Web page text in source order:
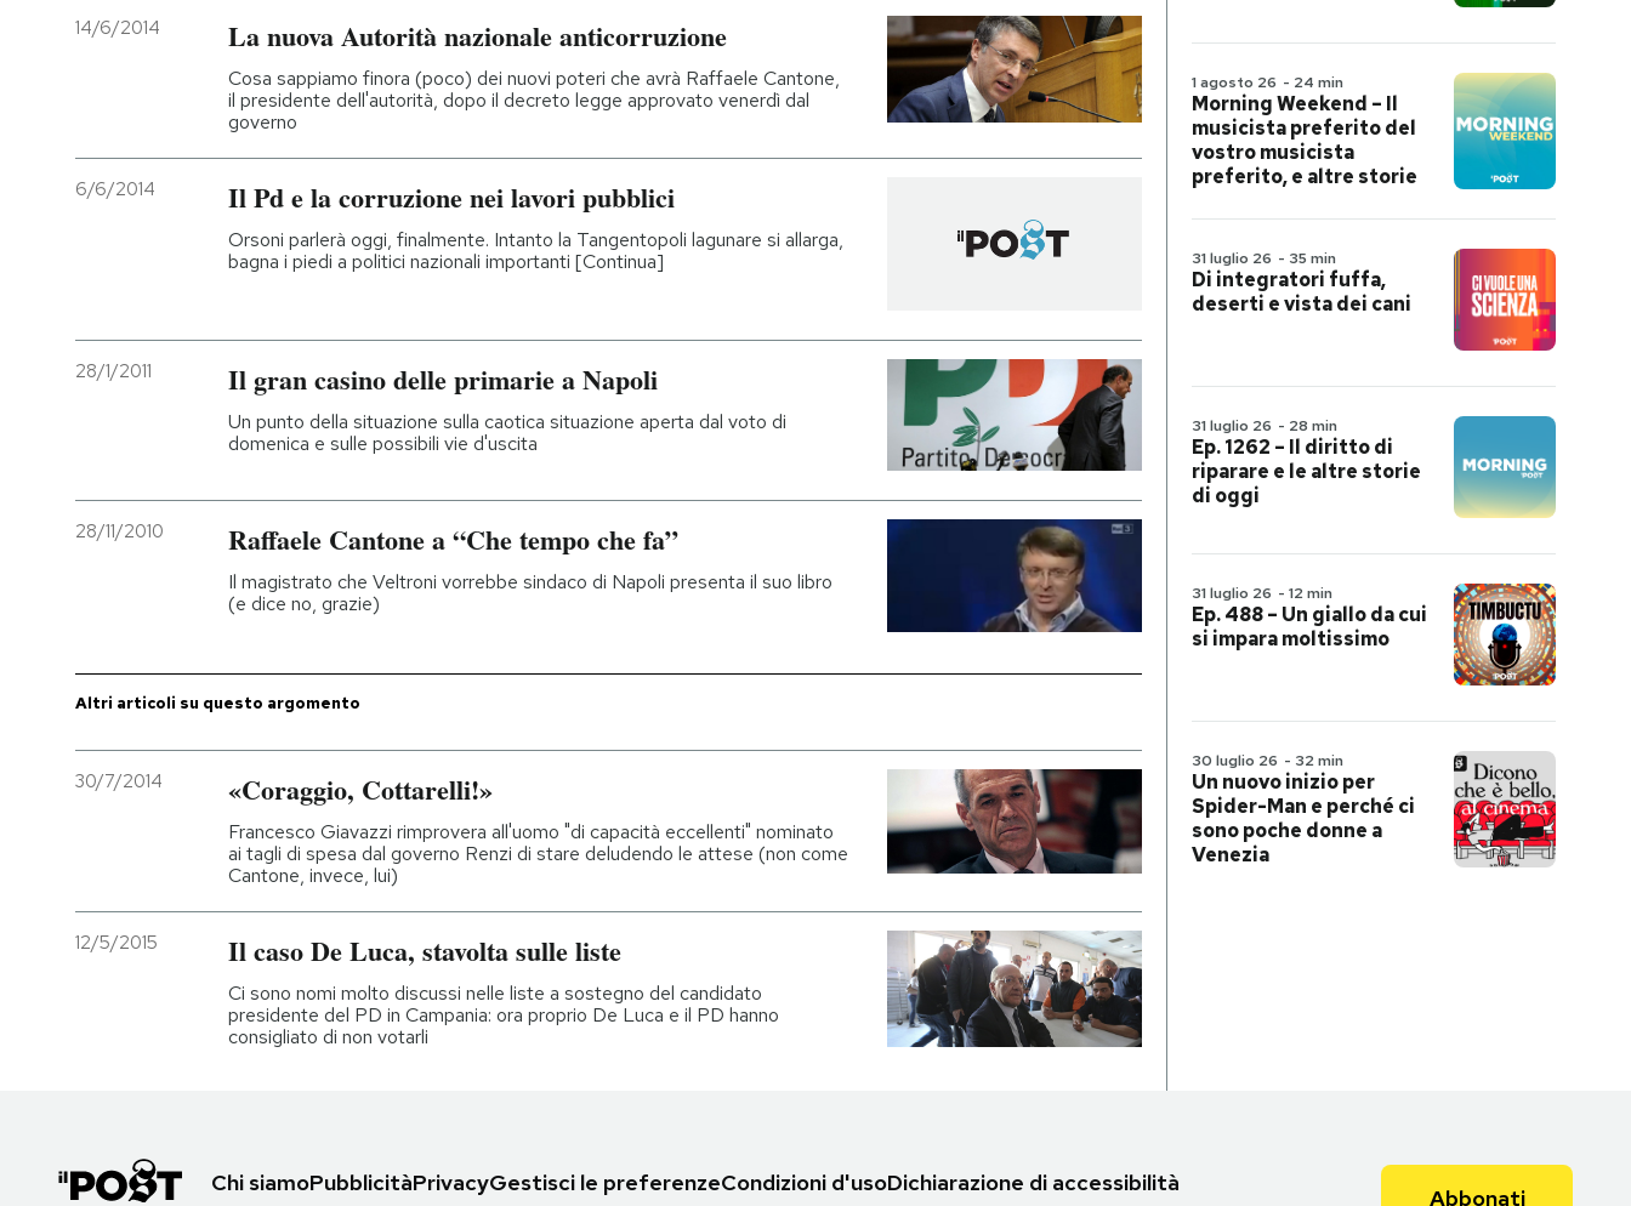
14/6/2014 La nuova Autorità nazionale anticorruzione
Cosa sappiamo finora (poco) dei nuovi poteri che avrà Raffaele Cantone,
il presidente dell'autorità, dopo il decreto legge approvato venerdì dal
governo
6/6/2014 Il Pd e la corruzione nei lavori pubblici
Orsoni parlerà oggi, finalmente. Intanto la Tangentopoli lagunare si allarga,
bagna i piedi a politici nazionali importanti [Continua]
28/1/2011 Il gran casino delle primarie a Napoli
Un punto della situazione sulla caotica situazione aperta dal voto di
domenica e sulle possibili vie d'uscita
28/11/2010 Raffaele Cantone a “Che tempo che fa”
Il magistrato che Veltroni vorrebbe sindaco di Napoli presenta il suo libro
(e dice no, grazie)
Altri articoli su questo argomento
30/7/2014 «Coraggio, Cottarelli!»
Francesco Giavazzi rimprovera all'uomo "di capacità eccellenti" nominato
ai tagli di spesa dal governo Renzi di stare deludendo le attese (non come
Cantone, invece, lui)
12/5/2015 Il caso De Luca, stavolta sulle liste
Ci sono nomi molto discussi nelle liste a sostegno del candidato
presidente del PD in Campania: ora proprio De Luca e il PD hanno
consigliato di non votarli
1 agosto 26 - 24 min
Morning Weekend – Il
musicista preferito del
vostro musicista
preferito, e altre storie
31 luglio 26 - 35 min
Di integratori fuffa,
deserti e vista dei cani
31 luglio 26 - 28 min
Ep. 1262 – Il diritto di
riparare e le altre storie
di oggi
31 luglio 26 - 12 min
Ep. 488 – Un giallo da cui
si impara moltissimo
30 luglio 26 - 32 min
Un nuovo inizio per
Spider-Man e perché ci
sono poche donne a
Venezia
Chi siamoPubblicitàPrivacyGestisci le preferenzeCondizioni d'usoDichiarazione di accessibilità
Abbonati